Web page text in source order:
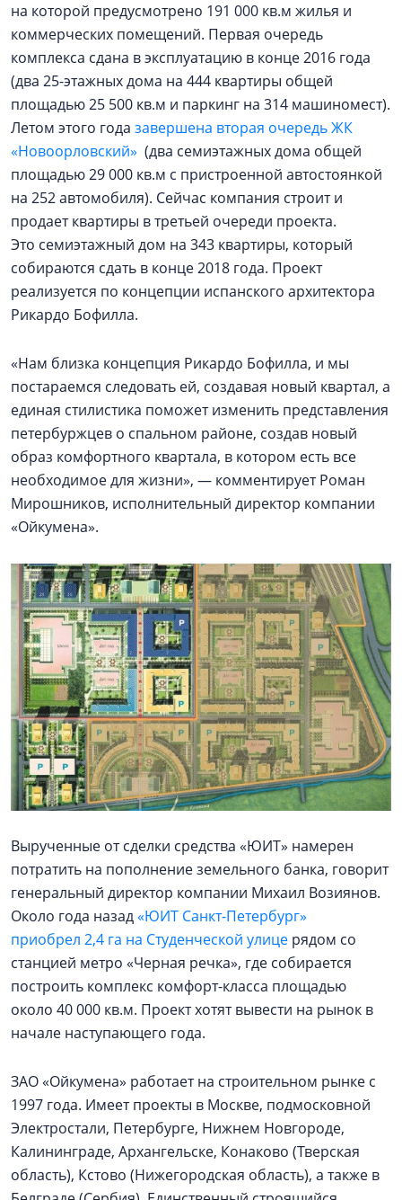
на которой предусмотрено 191 000 кв.м жилья и
коммерческих помещений. Первая очередь
комплекса сдана в эксплуатацию в конце 2016 года
(два 25-этажных дома на 444 квартиры общей
площадью 25 500 кв.м и паркинг на 314 машиномест).
Летом этого года завершена вторая очередь ЖК
«Новоорловский» (два семиэтажных дома общей
площадью 29 000 кв.м с пристроенной автостоянкой
на 252 автомобиля). Сейчас компания строит и
продает квартиры в третьей очереди проекта.
Это семиэтажный дом на 343 квартиры, который
собираются сдать в конце 2018 года. Проект
реализуется по концепции испанского архитектора
Рикардо Бофилла.
«Нам близка концепция Рикардо Бофилла, и мы
постараемся следовать ей, создавая новый квартал, а
единая стилистика поможет изменить представления
петербуржцев о спальном районе, создав новый
образ комфортного квартала, в котором есть все
необходимое для жизни», — комментирует Роман
Мирошников, исполнительный директор компании
«Ойкумена».
Вырученные от сделки средства «ЮИТ» намерен
потратить на пополнение земельного банка, говорит
генеральный директор компании Михаил Возиянов.
Около года назад«ЮИТ Санкт-Петербург»
приобрел 2,4 га на Студенческой улице рядом со
станцией метро «Черная речка», где собирается
построить комплекс комфорт-класса площадью
около 40 000 кв.м. Проект хотят вывести на рынок в
начале наступающего года.
ЗАО «Ойкумена» работает на строительном рынке с
1997 года. Имеет проекты в Москве, подмосковной
Электростали, Петербурге, Нижнем Новгороде,
Калининграде, Архангельске, Конаково (Тверская
область), Кстово (Нижегородская область), а также в